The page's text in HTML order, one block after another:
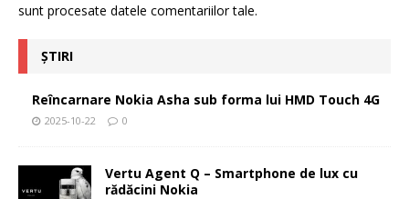
sunt procesate datele comentariilor tale.
ȘTIRI
Reîncarnare Nokia Asha sub forma lui HMD Touch 4G
2025-10-22 0
Vertu Agent Q – Smartphone de lux cu
rădăcini Nokia